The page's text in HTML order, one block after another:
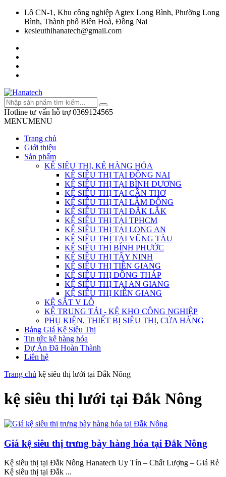
Lô CN-1, Khu công nghiệp Agtex Long Bình, Phường Long
Bình, Thành phố Biên Hoà, Đồng Nai
kesieuthihanatech@gmail.com
Hotline tư vấn hỗ trợ 0369124565
MENUMENU
Trang chủ
Giới thiệu
Sản phẩm
KỆ SIÊU THỊ, KỆ HÀNG HÓA
KỆ SIÊU THỊ TẠI ĐỒNG NAI
KỆ SIÊU THỊ TẠI BÌNH DƯƠNG
KỆ SIÊU THỊ TẠI CẦN THƠ
KỆ SIÊU THỊ TẠI LÂM ĐỒNG
KỆ SIÊU THỊ TẠI ĐẮK LẮK
KỆ SIÊU THỊ TẠI TPHCM
KỆ SIÊU THỊ TẠI LONG AN
KỆ SIÊU THỊ TẠI VŨNG TÀU
KỆ SIÊU THỊ BÌNH PHƯỚC
KỆ SIÊU THỊ TÂY NINH
KỆ SIÊU THỊ TIỀN GIANG
KỆ SIÊU THỊ ĐỒNG THÁP
KỆ SIÊU THỊ TẠI AN GIANG
KỆ SIÊU THỊ KIÊN GIANG
KỆ SẮT V LỖ
KỆ TRUNG TẢI - KỆ KHO CÔNG NGHIỆP
PHỤ KIỆN, THIẾT BỊ SIÊU THỊ, CỬA HÀNG
Bảng Giá Kệ Siêu Thị
Tin tức kệ hàng hóa
Dự Án Đã Hoàn Thành
Liên hệ
Trang chủ kệ siêu thị lưới tại Đắk Nông
kệ siêu thị lưới tại Đắk Nông
Giá kệ siêu thị trưng bày hàng hóa tại Đắk Nông
Kệ siêu thị tại Đắk Nông Hanatech Uy Tín – Chất Lượng – Giá Rẻ
Kệ siêu thị tại Đắk ...